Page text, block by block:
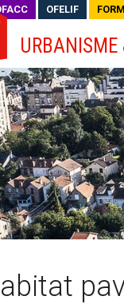
OFELIF
URBANISME